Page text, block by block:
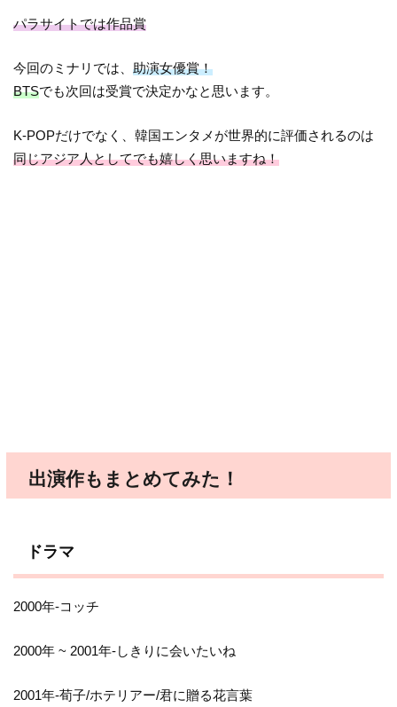
パラサイトでは作品賞
今回のミナリでは、助演女優賞！
BTSでも次回は受賞で決定かなと思います。
K-POPだけでなく、韓国エンタメが世界的に評価されるのは
同じアジア人としてでも嬉しく思いますね！
出演作もまとめてみた！
ドラマ
2000年-コッチ
2000年 ~ 2001年-しきりに会いたいね
2001年-荀子/ホテリアー/君に贈る花言葉